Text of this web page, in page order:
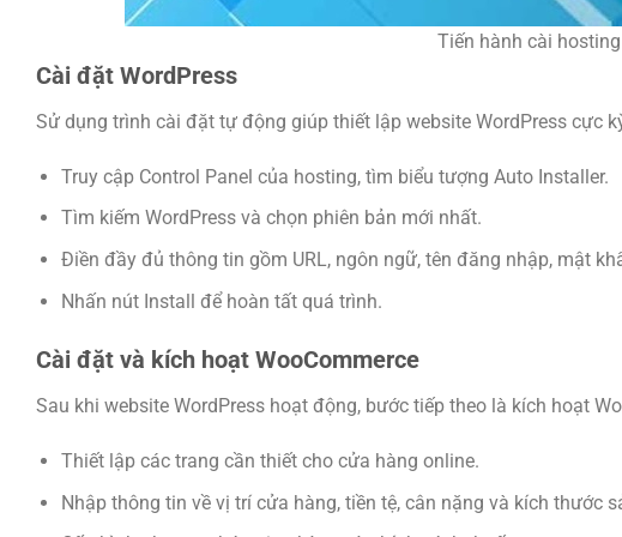
Tiến hành cài
Cài đặt WordPress
Sử dụng trình cài đặt tự động giúp thiết lập website WordPress cực
Truy cập Control Panel của hosting, tìm biểu tượng Auto Installer.
Tìm kiếm WordPress và chọn phiên bản mới nhất.
Điền đầy đủ thông tin gồm URL, ngôn ngữ, tên đăng nhập, mật
Nhấn nút Install để hoàn tất quá trình.
Cài đặt và kích hoạt WooCommerce
Sau khi website WordPress hoạt động, bước tiếp theo là kích hoạt
Thiết lập các trang cần thiết cho cửa hàng online.
Nhập thông tin về vị trí cửa hàng, tiền tệ, cân nặng và kích thước